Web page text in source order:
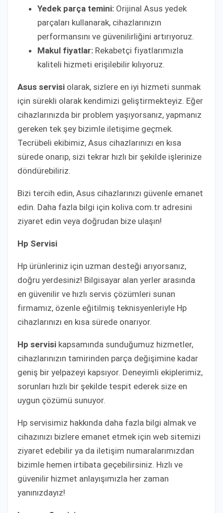
Yedek parça temini: Orijinal Asus yedek
parçaları kullanarak, cihazlarınızın
performansını ve güvenilirliğini artırıyoruz.
Makul fiyatlar: Rekabetçi fiyatlarımızla
kaliteli hizmeti erişilebilir kılıyoruz.
Asus servisi olarak, sizlere en iyi hizmeti sunmak
için sürekli olarak kendimizi geliştirmekteyiz. Eğer
cihazlarınızda bir problem yaşıyorsanız, yapmanız
gereken tek şey bizimle iletişime geçmek.
Tecrübeli ekibimiz, Asus cihazlarınızı en kısa
sürede onarıp, sizi tekrar hızlı bir şekilde işlerinize
döndürebiliriz.
Bizi tercih edin, Asus cihazlarınızı güvenle emanet
edin. Daha fazla bilgi için koliva.com.tr adresini
ziyaret edin veya doğrudan bize ulaşın!
Hp Servisi
Hp ürünleriniz için uzman desteği arıyorsanız,
doğru yerdesiniz! Bilgisayar alan yerler arasında
en güvenilir ve hızlı servis çözümleri sunan
firmamız, özenle eğitilmiş teknisyenleriyle Hp
cihazlarınızı en kısa sürede onarıyor.
Hp servisi kapsamında sunduğumuz hizmetler,
cihazlarınızın tamirinden parça değişimine kadar
geniş bir yelpazeyi kapsıyor. Deneyimli ekiplerimiz,
sorunları hızlı bir şekilde tespit ederek size en
uygun çözümü sunuyor.
Hp servisimiz hakkında daha fazla bilgi almak ve
cihazınızı bizlere emanet etmek için web sitemizi
ziyaret edebilir ya da iletişim numaralarımızdan
bizimle hemen irtibata geçebilirsiniz. Hızlı ve
güvenilir hizmet anlayışımızla her zaman
yanınızdayız!